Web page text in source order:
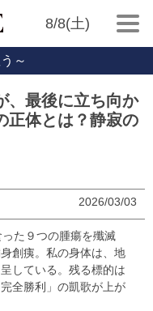
8/8(土)
～
、最後に立ち向か
正体とは？静寂の
2026/03/03
た９つの腫瘍を殲滅
創痍。私の身体は、地
している。残る標的は
全勝利」の凱歌が上が